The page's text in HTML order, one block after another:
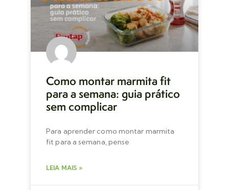
Como montar marmita fit
para a semana: guia prático
sem complicar
Para aprender como montar marmita
fit para a semana, pense
LEIA MAIS »